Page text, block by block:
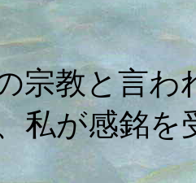
宗教と言わ
私が感銘を